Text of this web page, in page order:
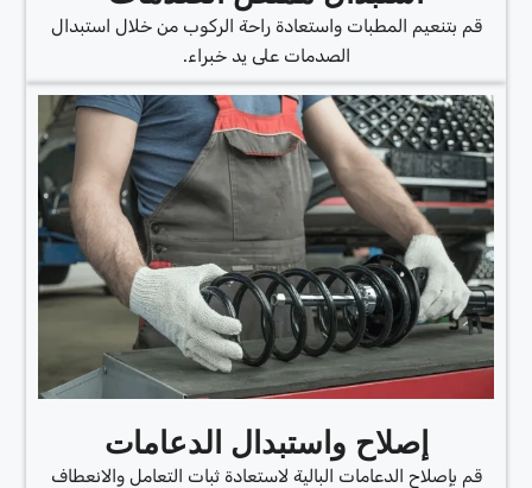
قم بتنعيم المطبات واستعادة راحة الركوب من خلال استبدال
الصدمات على يد خبراء.
إصلاح واستبدال الدعامات
قم بإصلاح الدعامات البالية لاستعادة ثبات التعامل والانعطاف